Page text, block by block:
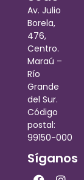
Av. Julio
Borela,
476,
Centro.
Maraú –
Río
Grande
del Sur.
Código
postal:
99150-000
Síganos